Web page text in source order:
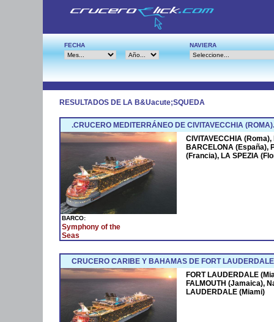
FECHA NAVIERA
RESULTADOS DE LA B&Uacute;SQUEDA
.CRUCERO MEDITERRÁNEO DE CIVITAVECCHIA (ROMA).
BARCO:
Symphony of the
Seas
CIVITAVECCHIA
BARCELONA (España),
(Francia), LA SPEZIA
CRUCERO CARIBE Y BAHAMAS DE FORT
FORT LAUDERDALE
FALMOUTH (Jamaica),
LAUDERDALE (Miami)